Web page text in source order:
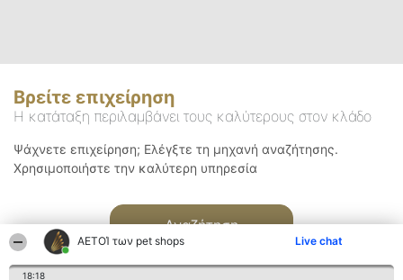
ΑΕΤΟΊ των pet shops Live chat
18:18
Βρείτε επιχείρηση
Η κατάταξη περιλαμβάνει τους καλύτερους στον κλάδο
Ψάχνετε επιχείρηση; Ελέγξτε τη μηχανή αναζήτησης.
Χρησιμοποιήστε την καλύτερη υπηρεσία
Αναζήτηση